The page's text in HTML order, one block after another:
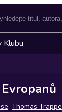
Klubu
, Thomas Trappe